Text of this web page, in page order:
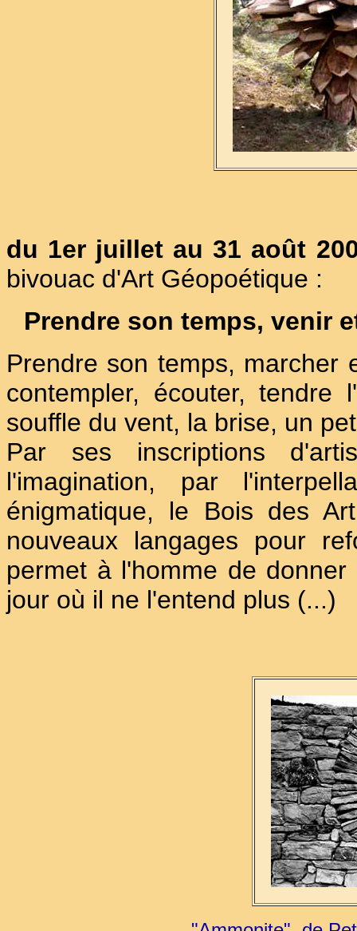
du 1er juillet au 31 août
bivouac d'Art Géopoétique :
Prendre son temps, venir
Prendre son temps, marcher
contempler, écouter,
souffle du vent, la brise, un
Par ses inscriptions
l'imagination, par
énigmatique, le Bois des
nouveaux langages pour
permet à l'homme de
jour où il ne l'entend plus (...)